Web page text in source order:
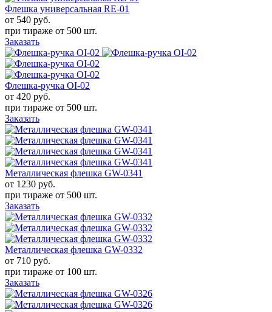
Флешка универсальная RE-01
от 540 руб.
при тираже от 500 шт.
Заказать
Флешка-ручка OI-02
от 420 руб.
при тираже от 500 шт.
Заказать
Металлическая флешка GW-0341
от 1230 руб.
при тираже от 500 шт.
Заказать
Металлическая флешка GW-0332
от 710 руб.
при тираже от 100 шт.
Заказать